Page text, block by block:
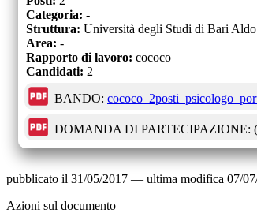
Categoria: -
Struttura: Università degli Studi di Bari
Area: -
Rapporto di lavoro: cococo
Candidati: 2
BANDO:
DOMANDA DI PARTECIPAZIONE:
pubblicato il 31/05/2017 — ultima modifica 07/
Azioni sul documento